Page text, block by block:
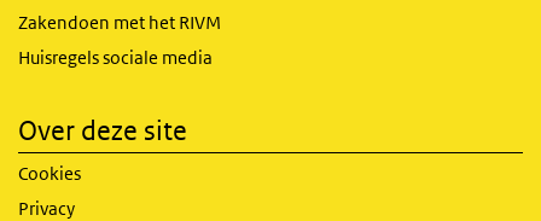
Zakendoen met het RIVM
Huisregels sociale media
Over deze site
Cookies
Privacy